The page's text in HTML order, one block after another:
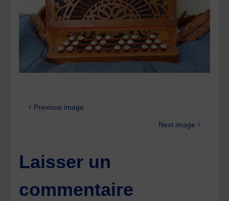
Previous image
Next image
Laisser un
commentaire